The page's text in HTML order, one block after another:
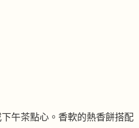
午茶點心。香軟的熱香餅搭配